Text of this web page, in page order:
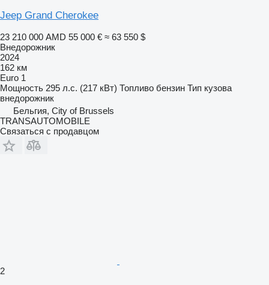
Jeep Grand Cherokee
23 210 000 AMD 55 000 € ≈ 63 550 $
Внедорожник
2024
162 км
Euro 1
Мощность 295 л.с. (217 кВт) Топливо бензин Тип кузова
внедорожник
Бельгия, City of Brussels
TRANSAUTOMOBILE
Связаться с продавцом
2